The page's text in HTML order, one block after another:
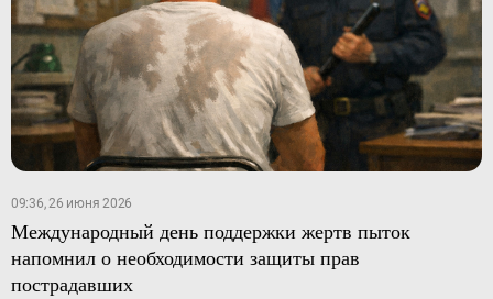
09:36, 26 июня 2026
Международный день поддержки жертв пыток
напомнил о необходимости защиты прав
пострадавших